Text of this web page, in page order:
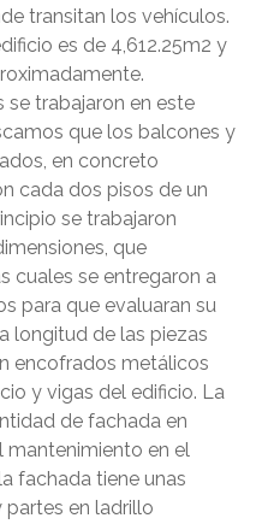
transitan los vehículos.
es de 4,612.25m2 y
se trabajaron en este
que los balcones y
en concreto
cada dos pisos de un
se trabajaron
que
cuales se entregaron a
para que evaluaran su
longitud de las piezas
encofrados metálicos
y vigas del edificio. La
de fachada en
mantenimiento en el
fachada tiene unas
partes en ladrillo
(Esc)